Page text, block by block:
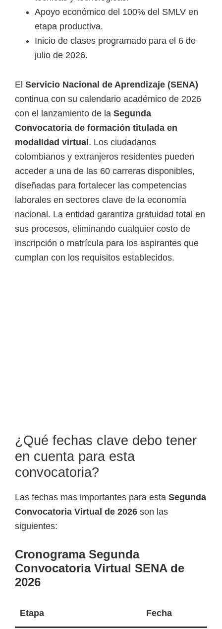
,
t
é
c
n
i
c
o
s
y
t
e
c
S
E
N
Apoyo económico del 100% del SMLV en
etapa productiva.
Inicio de clases programado para el 6 de
julio de 2026.
El Servicio Nacional de Aprendizaje (SENA)
continua con su calendario académico de 2026
con el lanzamiento de la Segunda
Convocatoria de formación titulada en
modalidad virtual. Los ciudadanos
colombianos y extranjeros residentes pueden
acceder a una de las 60 carreras disponibles,
diseñadas para fortalecer las competencias
laborales en sectores clave de la economía
nacional. La entidad garantiza gratuidad total en
sus procesos, eliminando cualquier costo de
inscripción o matrícula para los aspirantes que
cumplan con los requisitos establecidos.
¿Qué fechas clave debo tener
en cuenta para esta
convocatoria?
Las fechas mas importantes para esta Segunda
Convocatoria Virtual de 2026 son las
siguientes:
Cronograma Segunda
Convocatoria Virtual SENA de
2026
Etapa Fecha